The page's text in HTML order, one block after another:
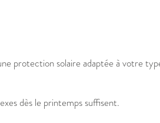
protection solaire adaptée à votre
dès le printemps suffisent.